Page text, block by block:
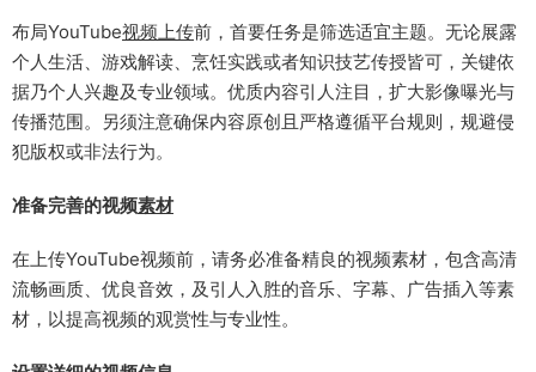
布局YouTube视频上传前，首要任务是筛选适宜主题。无论展露
个人生活、游戏解读、烹饪实践或者知识技艺传授皆可，关键依
据乃个人兴趣及专业领域。优质内容引人注目，扩大影像曝光与
传播范围。另须注意确保内容原创且严格遵循平台规则，规避侵
犯版权或非法行为。
准备完善的视频素材
在上传YouTube视频前，请务必准备精良的视频素材，包含高清
流畅画质、优良音效，及引人入胜的音乐、字幕、广告插入等素
材，以提高视频的观赏性与专业性。